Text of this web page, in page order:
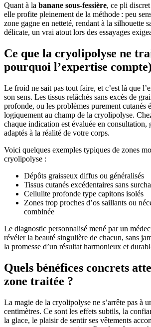
Quant à la banane sous-fessière, ce pli
elle profite pleinement de la méthode : peu
zone gagne en netteté, rendant à la silhouette
délicate, un vrai atout lors des essayages
Ce que la cryolipolyse ne
pourquoi l’expertise compte)
Le froid ne sait pas tout faire, et c’est là que
son sens. Les tissus relâchés sans excès de
profonde, ou les problèmes purement cutanés
logiquement au champ de la cryolipolyse.
chaque indication est évaluée en consultation,
adaptés à la réalité de votre corps.
Voici quelques exemples typiques de zones
cryolipolyse :
Dépôts graisseux diffus ou généralisés
Tissus cutanés excédentaires sans
Cellulite profonde type capitons isolés
Zones trop proches d’os saillants ou
combinée
Le diagnostic personnalisé mené par un
révéler la beauté singulière de chacun, sans
la promesse d’un résultat harmonieux et
Quels bénéfices concrets
zone traitée ?
La magie de la cryolipolyse ne s’arrête pas à
centimètres. Ce sont les effets subtils, la
la glace, le plaisir de sentir ses vêtements